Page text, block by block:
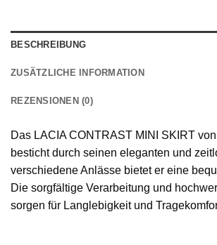
BESCHREIBUNG
ZUSÄTZLICHE INFORMATION
REZENSIONEN (0)
Das LACIA CONTRAST MINI SKIRT
besticht durch seinen eleganten und
verschiedene Anlässe bietet er eine
Die sorgfältige Verarbeitung und
sorgen für Langlebigkeit und